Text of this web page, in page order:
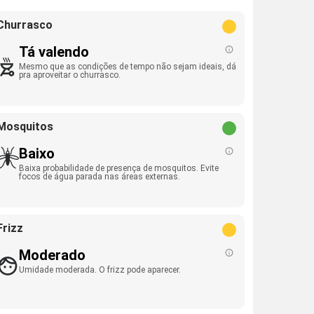
Tá valendo
Mesmo que as condições de tempo não sejam ideais, dá
pra aproveitar o churrasco.
Baixo
Baixa probabilidade de presença de mosquitos. Evite
focos de água parada nas áreas externas.
Moderado
Umidade moderada. O frizz pode aparecer.